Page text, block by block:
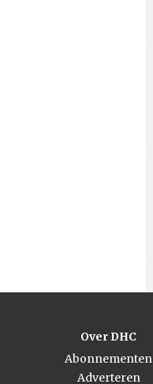
Over DHC
Abonnementen
Adverteren